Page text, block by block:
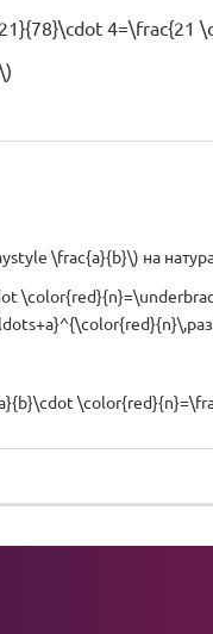
4=\frac{21
\frac{a}{b}\) на